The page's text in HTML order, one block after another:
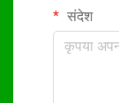
संदेश